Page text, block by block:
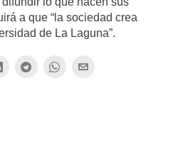
a que “la sociedad crea
de La Laguna”.